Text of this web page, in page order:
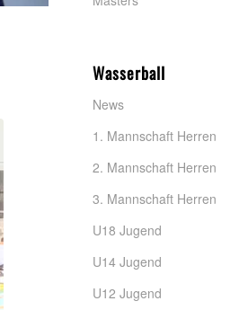
Wasserball
News
1. Mannschaft Herren
2. Mannschaft Herren
3. Mannschaft Herren
U18 Jugend
U14 Jugend
U12 Jugend